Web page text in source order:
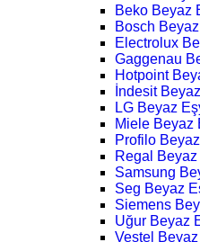
Beko Beyaz
Bosch
Electrolux
Gaggenau
Hotpoint
İndesit
LG Beyaz
Miele Beyaz
Profilo
Regal
Samsung
Seg Beyaz
Siemens
Uğur Beyaz
Vestel